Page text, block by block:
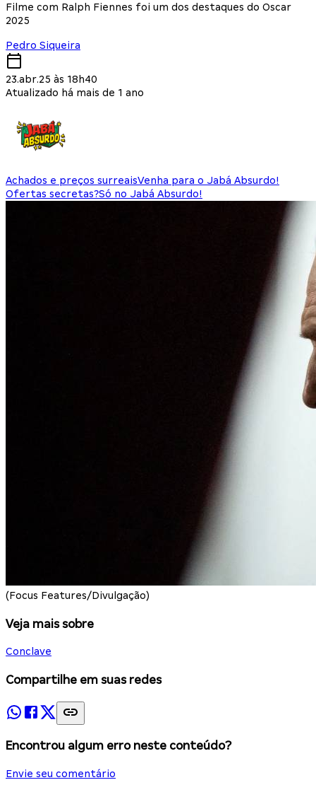
Filme com Ralph Fiennes foi um dos destaques do Oscar
2025
Pedro Siqueira
23.abr.25 às 18h40
Atualizado há mais de 1 ano
Achados e preços surreaisVenha para o Jabá Absurdo!
Ofertas secretas?Só no Jabá Absurdo!
(Focus Features/Divulgação)
Veja mais sobre
Conclave
Compartilhe em suas redes
Encontrou algum erro neste conteúdo?
Envie seu comentário